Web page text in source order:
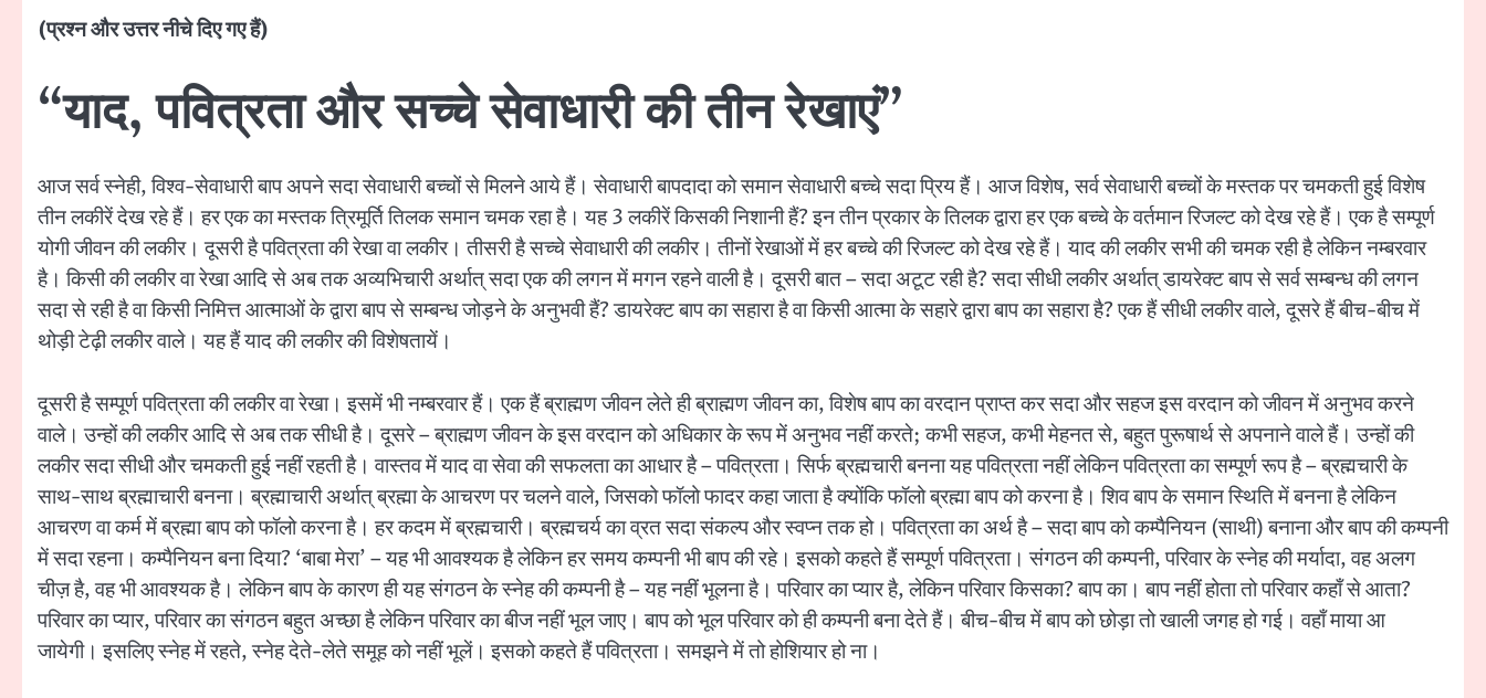
(प्रश्न और उत्तर नीचे दिए गए हैं)
“याद, पवित्रता और सच्चे सेवाधारी की तीन रेखाएं”
आज सर्व स्नेही, विश्व-सेवाधारी बाप अपने सदा सेवाधारी बच्चों से मिलने आये हैं। सेवाधारी बापदादा को समान सेवाधारी बच्चे सदा प्रिय हैं। आज विशेष, सर्व सेवाधारी बच्चों के मस्तक पर चमकती हुई विशेष
तीन लकीरें देख रहे हैं। हर एक का मस्तक त्रिमूर्ति तिलक समान चमक रहा है। यह 3 लकीरें किसकी निशानी हैं? इन तीन प्रकार के तिलक द्वारा हर एक बच्चे के वर्तमान रिजल्ट को देख रहे हैं। एक है सम्पूर्ण
योगी जीवन की लकीर। दूसरी है पवित्रता की रेखा वा लकीर। तीसरी है सच्चे सेवाधारी की लकीर। तीनों रेखाओं में हर बच्चे की रिजल्ट को देख रहे हैं। याद की लकीर सभी की चमक रही है लेकिन नम्बरवार
है। किसी की लकीर वा रेखा आदि से अब तक अव्यभिचारी अर्थात् सदा एक की लगन में मगन रहने वाली है। दूसरी बात – सदा अटूट रही है? सदा सीधी लकीर अर्थात् डायरेक्ट बाप से सर्व सम्बन्ध की लगन
सदा से रही है वा किसी निमित्त आत्माओं के द्वारा बाप से सम्बन्ध जोड़ने के अनुभवी हैं? डायरेक्ट बाप का सहारा है वा किसी आत्मा के सहारे द्वारा बाप का सहारा है? एक हैं सीधी लकीर वाले, दूसरे हैं बीच-बीच में
थोड़ी टेढ़ी लकीर वाले। यह हैं याद की लकीर की विशेषतायें।
दूसरी है सम्पूर्ण पवित्रता की लकीर वा रेखा। इसमें भी नम्बरवार हैं। एक हैं ब्राह्मण जीवन लेते ही ब्राह्मण जीवन का, विशेष बाप का वरदान प्राप्त कर सदा और सहज इस वरदान को जीवन में अनुभव करने
वाले। उन्हों की लकीर आदि से अब तक सीधी है। दूसरे – ब्राह्मण जीवन के इस वरदान को अधिकार के रूप में अनुभव नहीं करते; कभी सहज, कभी मेहनत से, बहुत पुरूषार्थ से अपनाने वाले हैं। उन्हों की
लकीर सदा सीधी और चमकती हुई नहीं रहती है। वास्तव में याद वा सेवा की सफलता का आधार है – पवित्रता। सिर्फ ब्रह्मचारी बनना यह पवित्रता नहीं लेकिन पवित्रता का सम्पूर्ण रूप है – ब्रह्मचारी के
साथ-साथ ब्रह्माचारी बनना। ब्रह्माचारी अर्थात् ब्रह्मा के आचरण पर चलने वाले, जिसको फॉलो फादर कहा जाता है क्योंकि फॉलो ब्रह्मा बाप को करना है। शिव बाप के समान स्थिति में बनना है लेकिन
आचरण वा कर्म में ब्रह्मा बाप को फॉलो करना है। हर कदम में ब्रह्मचारी। ब्रह्मचर्य का व्रत सदा संकल्प और स्वप्न तक हो। पवित्रता का अर्थ है – सदा बाप को कम्पैनियन (साथी) बनाना और बाप की कम्पनी
में सदा रहना। कम्पैनियन बना दिया? ‘बाबा मेरा’ – यह भी आवश्यक है लेकिन हर समय कम्पनी भी बाप की रहे। इसको कहते हैं सम्पूर्ण पवित्रता। संगठन की कम्पनी, परिवार के स्नेह की मर्यादा, वह अलग
चीज़ है, वह भी आवश्यक है। लेकिन बाप के कारण ही यह संगठन के स्नेह की कम्पनी है – यह नहीं भूलना है। परिवार का प्यार है, लेकिन परिवार किसका? बाप का। बाप नहीं होता तो परिवार कहाँ से आता?
परिवार का प्यार, परिवार का संगठन बहुत अच्छा है लेकिन परिवार का बीज नहीं भूल जाए। बाप को भूल परिवार को ही कम्पनी बना देते हैं। बीच-बीच में बाप को छोड़ा तो खाली जगह हो गई। वहाँ माया आ
जायेगी। इसलिए स्नेह में रहते, स्नेह देते-लेते समूह को नहीं भूलें। इसको कहते हैं पवित्रता। समझने में तो होशियार हो ना।